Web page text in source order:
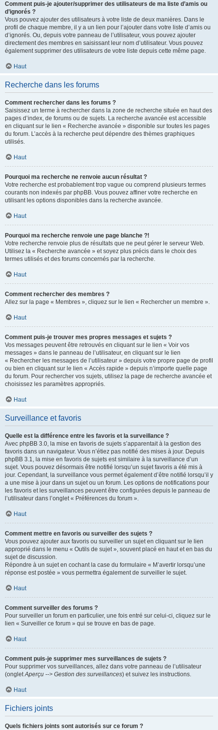
Comment puis-je ajouter/supprimer des utilisateurs de ma liste d’amis ou
d’ignorés ?
Vous pouvez ajouter des utilisateurs à votre liste de deux manières. Dans le
profil de chaque membre, il y a un lien pour l’ajouter dans votre liste d’amis ou
d’ignorés. Ou, depuis votre panneau de l’utilisateur, vous pouvez ajouter
directement des membres en saisissant leur nom d’utilisateur. Vous pouvez
également supprimer des utilisateurs de votre liste depuis cette même page.
Haut
Recherche dans les forums
Comment rechercher dans les forums ?
Saisissez un terme à rechercher dans la zone de recherche située en haut des
pages d’index, de forums ou de sujets. La recherche avancée est accessible
en cliquant sur le lien « Recherche avancée » disponible sur toutes les pages
du forum. L’accès à la recherche peut dépendre des thèmes graphiques
utilisés.
Haut
Pourquoi ma recherche ne renvoie aucun résultat ?
Votre recherche est probablement trop vague ou comprend plusieurs termes
courants non indexés par phpBB. Vous pouvez affiner votre recherche en
utilisant les options disponibles dans la recherche avancée.
Haut
Pourquoi ma recherche renvoie une page blanche ?!
Votre recherche renvoie plus de résultats que ne peut gérer le serveur Web.
Utilisez la « Recherche avancée » et soyez plus précis dans le choix des
termes utilisés et des forums concernés par la recherche.
Haut
Comment rechercher des membres ?
Allez sur la page « Membres », cliquez sur le lien « Rechercher un membre ».
Haut
Comment puis-je trouver mes propres messages et sujets ?
Vos messages peuvent être retrouvés en cliquant sur le lien « Voir vos
messages » dans le panneau de l’utilisateur, en cliquant sur le lien
« Rechercher les messages de l’utilisateur » depuis votre propre page de profil
ou bien en cliquant sur le lien « Accès rapide » depuis n’importe quelle page
du forum. Pour rechercher vos sujets, utilisez la page de recherche avancée et
choisissez les paramètres appropriés.
Haut
Surveillance et favoris
Quelle est la différence entre les favoris et la surveillance ?
Avec phpBB 3.0, la mise en favoris de sujets s’apparentait à la gestion des
favoris dans un navigateur. Vous n’étiez pas notifié des mises à jour. Depuis
phpBB 3.1, la mise en favoris de sujets est similaire à la surveillance d’un
sujet. Vous pouvez désormais être notifié lorsqu’un sujet favoris a été mis à
jour. Cependant, la surveillance vous permet également d’être notifié lorsqu’il y
a une mise à jour dans un sujet ou un forum. Les options de notifications pour
les favoris et les surveillances peuvent être configurées depuis le panneau de
l’utilisateur dans l’onglet « Préférences du forum ».
Haut
Comment mettre en favoris ou surveiller des sujets ?
Vous pouvez ajouter aux favoris ou surveiller un sujet en cliquant sur le lien
approprié dans le menu « Outils de sujet », souvent placé en haut et en bas du
sujet de discussion.
Répondre à un sujet en cochant la case du formulaire « M’avertir lorsqu’une
réponse est postée » vous permettra également de surveiller le sujet.
Haut
Comment surveiller des forums ?
Pour surveiller un forum en particulier, une fois entré sur celui-ci, cliquez sur le
lien « Surveiller ce forum » qui se trouve en bas de page.
Haut
Comment puis-je supprimer mes surveillances de sujets ?
Pour supprimer vos surveillances, allez dans votre panneau de l’utilisateur
(ongletAperçu --> Gestion des surveillances) et suivez les instructions.
Haut
Fichiers joints
Quels fichiers joints sont autorisés sur ce forum ?